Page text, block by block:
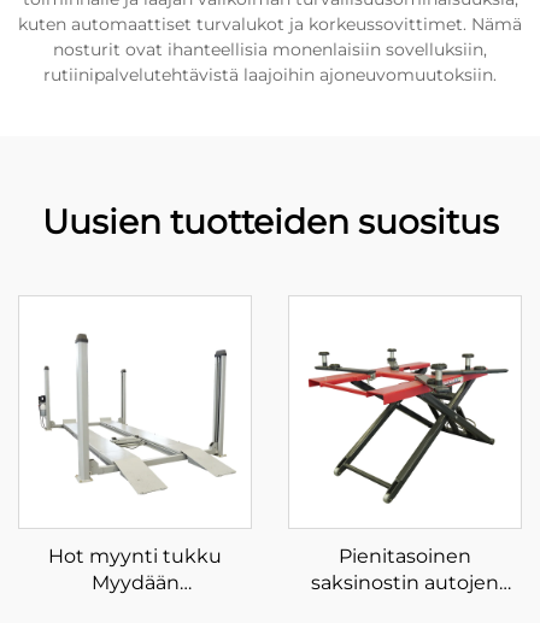
kuten automaattiset turvalukot ja korkeussovittimet. Nämä
nosturit ovat ihanteellisia monenlaisiin sovelluksiin,
rutiinipalvelutehtävistä laajoihin ajoneuvomuutoksiin.
Uusien tuotteiden suositus
Hot myynti tukku
Myydään
Pienitasoinen
saksinostin autojen